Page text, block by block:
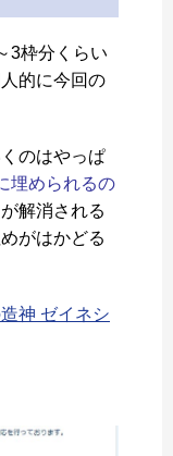
3枠分くらい
的に今回の
のはやっぱ
埋められるの
解消される
がはかどる
神 ゼイネシ